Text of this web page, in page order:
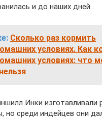
и до наших дней.
Сколько раз кормить
условиях. Как
условиях: что
Инки изготавливали
среди индейцев они